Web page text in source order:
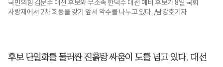
국민의힘 김문수 대선 후보와 무소속 한덕수 대선 예비 후보가 8일 국회
사랑재에서 2차 회동을 갖기 앞서 악수를 나누고 있다. /남강호기자
후보 단일화를 둘러싼 진흙탕 싸움이 도를 넘고 있다. 대선